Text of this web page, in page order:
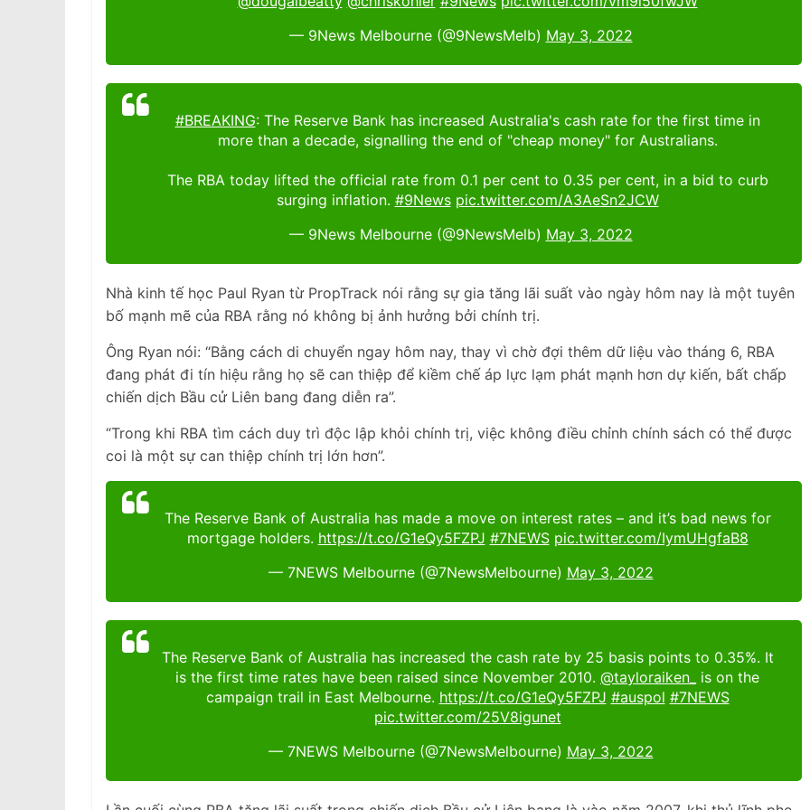
— 9News Melbourne (@9NewsMelb) May 3, 2022
#BREAKING: The Reserve Bank has increased Australia's cash rate for the first time in
more than a decade, signalling the end of "cheap money" for Australians.
The RBA today lifted the official rate from 0.1 per cent to 0.35 per cent, in a bid to curb
surging inflation. #9News pic.twitter.com/A3AeSn2JCW
— 9News Melbourne (@9NewsMelb) May 3, 2022
Nhà kinh tế học Paul Ryan từ PropTrack nói rằng sự gia tăng lãi suất vào ngày hôm nay là một tuyên
bố mạnh mẽ của RBA rằng nó không bị ảnh hưởng bởi chính trị.
Ông Ryan nói: “Bằng cách di chuyển ngay hôm nay, thay vì chờ đợi thêm dữ liệu vào tháng 6, RBA
đang phát đi tín hiệu rằng họ sẽ can thiệp để kiềm chế áp lực lạm phát mạnh hơn dự kiến, bất chấp
chiến dịch Bầu cử Liên bang đang diễn ra”.
“Trong khi RBA tìm cách duy trì độc lập khỏi chính trị, việc không điều chỉnh chính sách có thể được
coi là một sự can thiệp chính trị lớn hơn”.
The Reserve Bank of Australia has made a move on interest rates – and it’s bad news for
mortgage holders. https://t.co/G1eQy5FZPJ #7NEWS pic.twitter.com/IymUHgfaB8
— 7NEWS Melbourne (@7NewsMelbourne) May 3, 2022
The Reserve Bank of Australia has increased the cash rate by 25 basis points to 0.35%. It
is the first time rates have been raised since November 2010. @tayloraiken_
is on the
campaign trail in East Melbourne. https://t.co/G1eQy5FZPJ #auspol #7NEWS
pic.twitter.com/25V8igunet
— 7NEWS Melbourne (@7NewsMelbourne) May 3, 2022